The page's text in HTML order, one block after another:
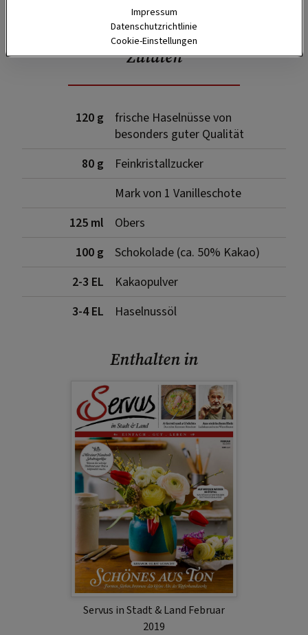
Zutaten
120 g
frische Haselnüsse von
besonders guter Qualität
80 g
Feinkristallzucker
Mark von 1 Vanilleschote
125 ml
Obers
100 g
Schokolade (ca. 50% Kakao)
2-3 EL
Kakaopulver
3-4 EL
Haselnussöl
Enthalten in
Servus in Stadt & Land Februar
2019
Impressum
Datenschutzrichtlinie
Cookie-Einstellungen